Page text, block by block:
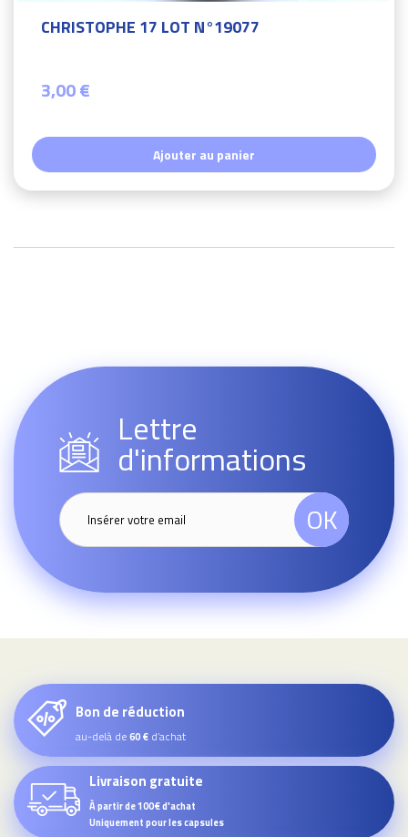
CHRISTOPHE 17 LOT N°19077
3,00 €
Ajouter au panier
Lettre
d'informations
OK
Bon de réduction
au-delà de60 € d’achat
Livraison gratuite
À partir de 100€ d'achat
Uniquement pour les capsules